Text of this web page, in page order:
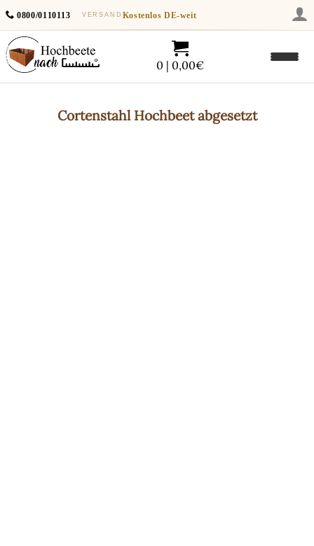
0800/0110113 VERSAND Kostenlos DE-weit
0 | 0,00€
CortenstahlHochbeet abgesetzt